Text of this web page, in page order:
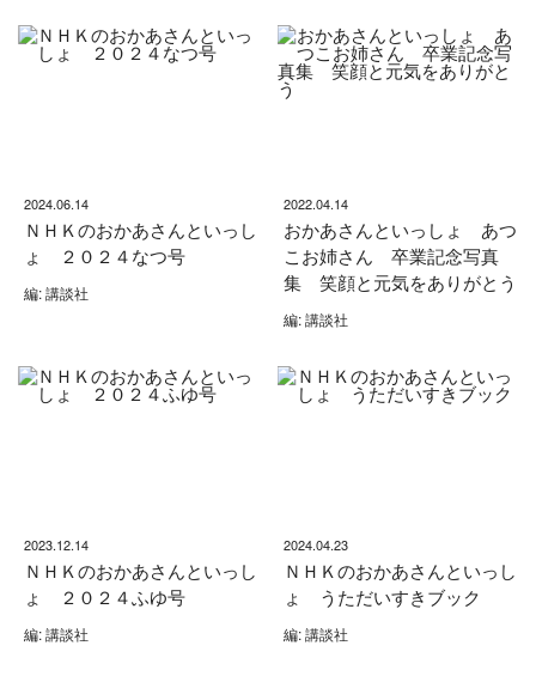
2024.06.14
ＮＨＫのおかあさんといっし
ょ ２０２４なつ号
編: 講談社
2022.04.14
おかあさんといっしょ あつ
こお姉さん 卒業記念写真
集 笑顔と元気をありがとう
編: 講談社
2023.12.14
ＮＨＫのおかあさんといっし
ょ ２０２４ふゆ号
編: 講談社
2024.04.23
ＮＨＫのおかあさんといっし
ょ うただいすきブック
編: 講談社